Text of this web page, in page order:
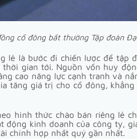
cổ đông bất thường Tập đoàn
lẻ là bước đi chiến lược để tập
gian tới. Nguồn vốn huy
cao năng lực cạnh tranh và
tăng giá trị cho cổ đông,
hình thức chào bán riêng lẻ
kinh doanh của công ty,
chính hợp nhất quý gần nhất.